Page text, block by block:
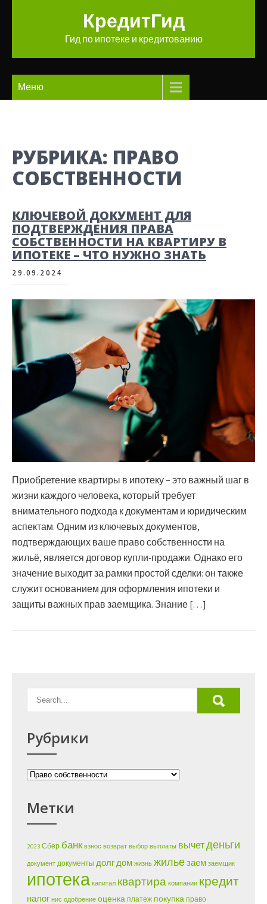
КредитГид
Гид по ипотеке и кредитованию
Меню
РУБРИКА: ПРАВО
СОБСТВЕННОСТИ
КЛЮЧЕВОЙ ДОКУМЕНТ ДЛЯ
ПОДТВЕРЖДЕНИЯ ПРАВА
СОБСТВЕННОСТИ НА КВАРТИРУ В
ИПОТЕКЕ – ЧТО НУЖНО ЗНАТЬ
29.09.2024
Приобретение квартиры в ипотеку – это важный шаг в
жизни каждого человека, который требует
внимательного подхода к документам и юридическим
аспектам. Одним из ключевых документов,
подтверждающих ваше право собственности на
жильё, является договор купли-продажи. Однако его
значение выходит за рамки простой сделки: он также
служит основанием для оформления ипотеки и
защиты важных прав заемщика. Знание […]
Рубрики
Рубрики
Метки
2023 Сбер банк взнос возврат выбор выплаты вычетденьги
документ документы долгдом жизнь жильезаем заемщик
ипотека капитал квартира компании кредит
налог нис одобрение оценкаплатеж покупкаправо